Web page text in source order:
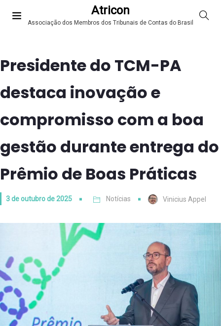
Atricon
Associação dos Membros dos Tribunais de Contas do Brasil
Presidente do TCM-PA
destaca inovação e
compromisso com a boa
gestão durante entrega do
Prêmio de Boas Práticas
3 de outubro de 2025 Notícias Vinicius Appel